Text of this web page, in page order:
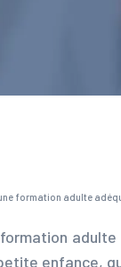
formation adulte
formation
enfance,